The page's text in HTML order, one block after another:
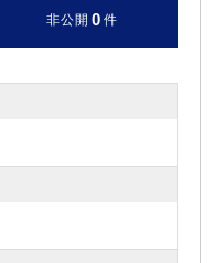
非公開 0 件